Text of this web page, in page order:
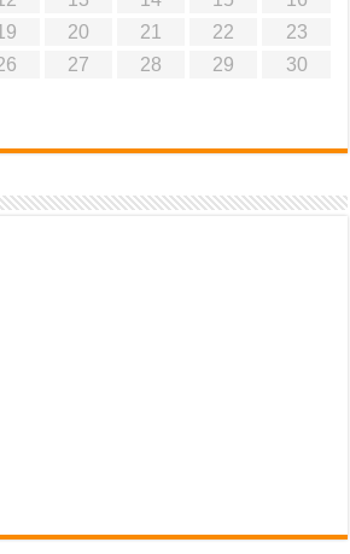
20 21 22
23
27 28 29
30